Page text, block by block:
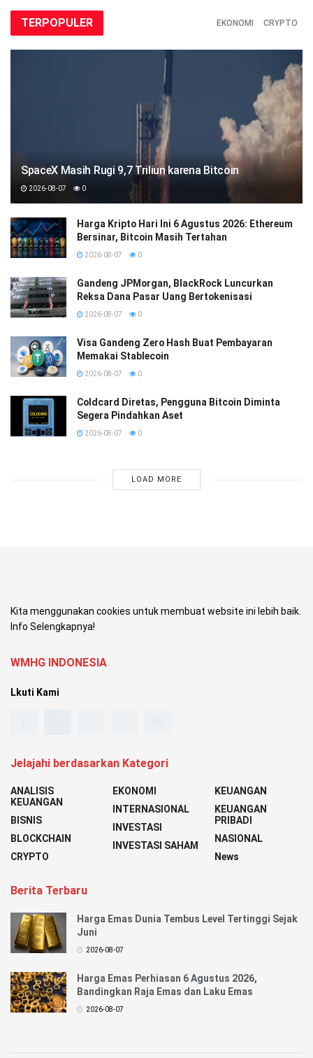
TERPOPULER EKONOMI CRYPTO
SpaceX Masih Rugi 9,7 Triliun karena Bitcoin
2026-08-07 0
Harga Kripto Hari Ini 6 Agustus 2026: Ethereum
Bersinar, Bitcoin Masih Tertahan
2026-08-07 0
Gandeng JPMorgan, BlackRock Luncurkan
Reksa Dana Pasar Uang Bertokenisasi
2026-08-07 0
Visa Gandeng Zero Hash Buat Pembayaran
Memakai Stablecoin
2026-08-07 0
Coldcard Diretas, Pengguna Bitcoin Diminta
Segera Pindahkan Aset
2026-08-07 0
LOAD MORE
Kita menggunakan cookies untuk membuat website ini lebih baik.
Info Selengkapnya!
WMHG INDONESIA
Lkuti Kami
Jelajahi berdasarkan Kategori
ANALISIS
KEUANGAN
BISNIS
BLOCKCHAIN
CRYPTO
EKONOMI
INTERNASIONAL
INVESTASI
INVESTASI SAHAM
KEUANGAN
KEUANGAN
PRIBADI
NASIONAL
News
Berita Terbaru
Harga Emas Dunia Tembus Level Tertinggi Sejak
Juni
2026-08-07
Harga Emas Perhiasan 6 Agustus 2026,
Bandingkan Raja Emas dan Laku Emas
2026-08-07